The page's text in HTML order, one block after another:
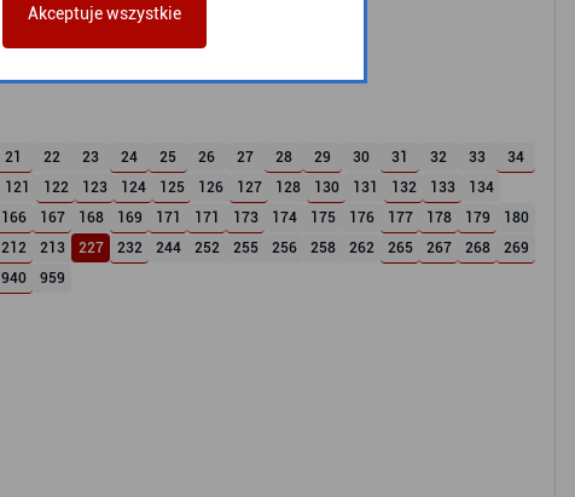
21 22 23 24 25 26 27 28 29 30 31 32 33
34
121 122 123 124 125 126 127 128 130 131 132 133
134
166 167 168 169 171 171 173 174 175 176 177 178 179
180
212 213 227 232 244 252 255 256 258 262 265 267 268
269
940 959
Akceptuje wszystkie